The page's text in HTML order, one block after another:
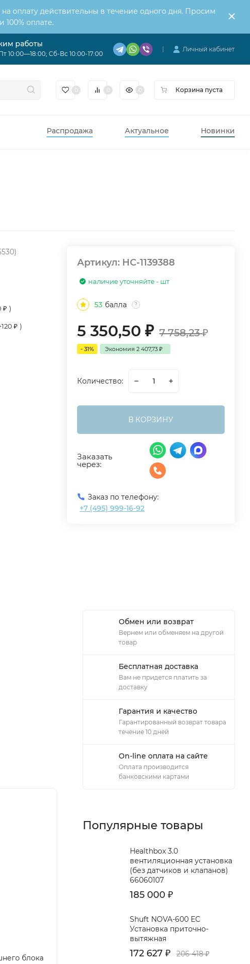
оплату действительны в течение одного дня. Просим
оплате.
работы
10:00—18:00; Сб-Вс 10:00-17:00
Личный кабинет
Корзина пуста
Распродажа Актуальное Новинки
₽ )
120 ₽ )
Артикул: НС-1139388
наличие уточняйте - шт
53 балла ?
5 350,50₽ 7 758,23₽
- 31% Экономия2 407,73₽
Количество:
В КОРЗИНУ
Заказать
через:
Заказ по телефону:
+7 (495) 999-16-92
блока
Обмен или возврат
Вернем или обменяем на другой
товар
Бесплатная доставка
Вам не придется платить за
доставку
Гарантия и качество
Гарантированный возврат товара
течение 10 дней
On-line оплата на сайте
Оплата производится
банковскими картами
Популярные товары
Healthbox 3.0
вентиляционная установка
(без датчиков и клапанов)
66060107
185 000 ₽
Shuft NOVA-600 EC
Установка приточно-
вытяжная
172 627 ₽ 206 418₽